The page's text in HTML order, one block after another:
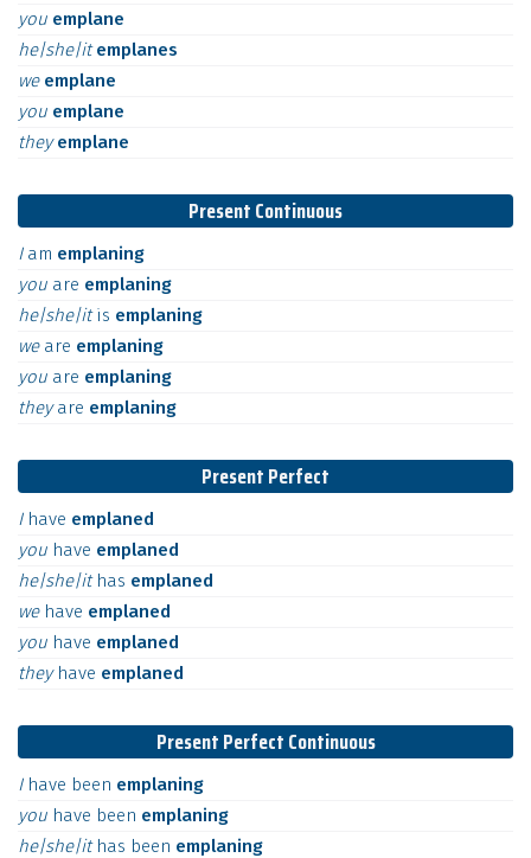
you emplane
he|she|itemplanes
we emplane
you emplane
theyemplane
Present Continuous
I am emplaning
you are emplaning
he|she|itis emplaning
we are emplaning
you are emplaning
theyare emplaning
Present Perfect
I have emplaned
you have emplaned
he|she|it has emplaned
we have emplaned
you have emplaned
they have emplaned
Present Perfect Continuous
I have been emplaning
you have been emplaning
he|she|it has been emplaning